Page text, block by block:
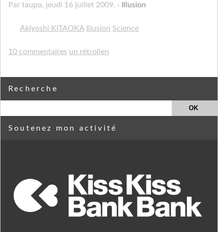
Par taupo, jeudi 16 juillet 2009. Illusion
Akiyoshi KITAOKA Illusion Science
10 commentaires un rétrolien
Recherche
Soutenez mon activité